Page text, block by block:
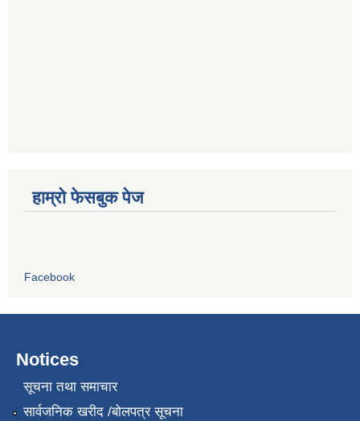
हाम्रो फेसबुक पेज
Facebook
Notices
सूचना तथा समाचार
सार्वजनिक खरीद /बोलपत्र सूचना